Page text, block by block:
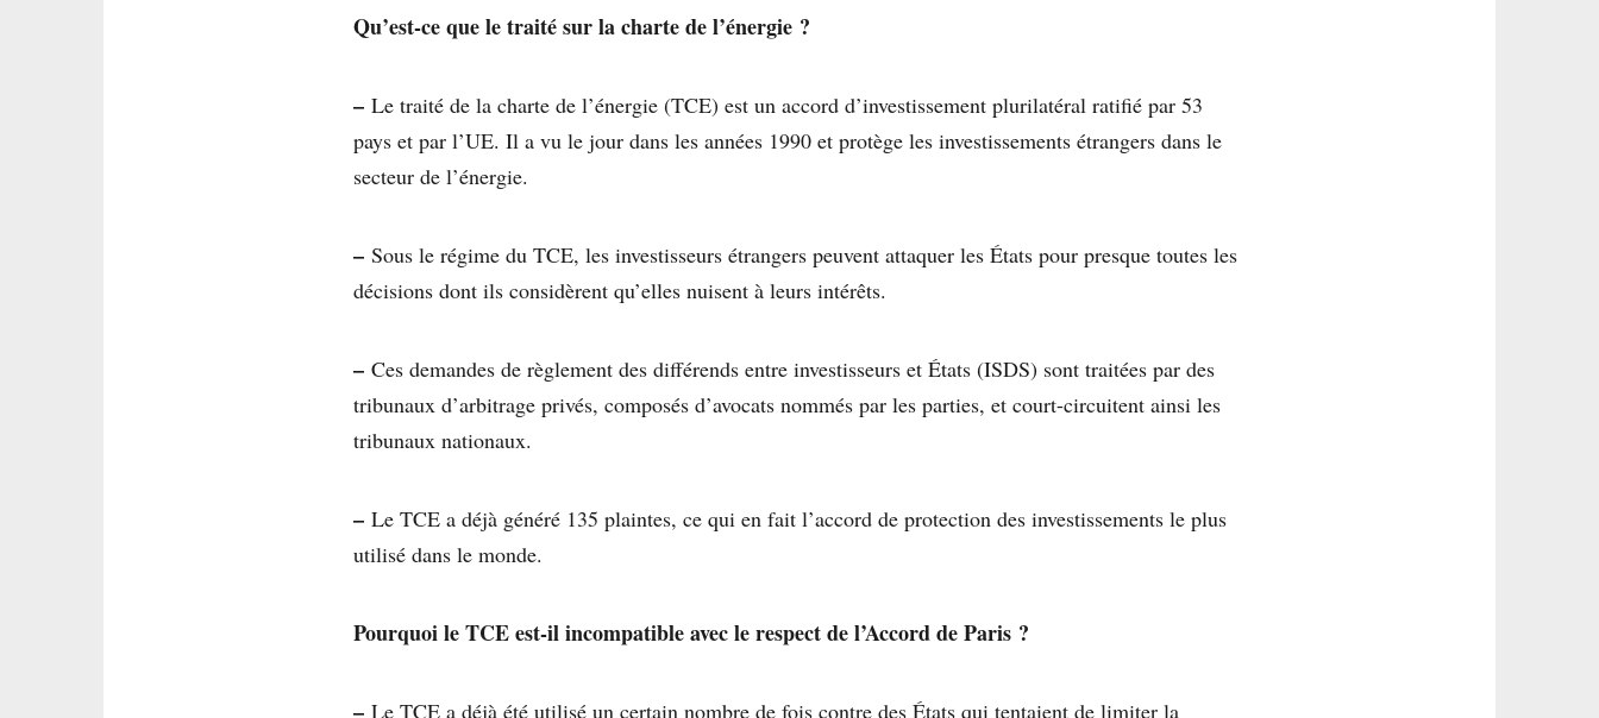
Qu’est-ce que le traité sur la charte de l’énergie ?
– Le traité de la charte de l’énergie (TCE) est un accord d’investissement plurilatéral ratifié par 53
pays et par l’UE. Il a vu le jour dans les années 1990 et protège les investissements étrangers dans le
secteur de l’énergie.
– Sous le régime du TCE, les investisseurs étrangers peuvent attaquer les États pour presque toutes les
décisions dont ils considèrent qu’elles nuisent à leurs intérêts.
– Ces demandes de règlement des différends entre investisseurs et États (ISDS) sont traitées par des
tribunaux d’arbitrage privés, composés d’avocats nommés par les parties, et court-circuitent ainsi les
tribunaux nationaux.
– Le TCE a déjà généré 135 plaintes, ce qui en fait l’accord de protection des investissements le plus
utilisé dans le monde.
Pourquoi le TCE est-il incompatible avec le respect de l’Accord de Paris ?
– Le TCE a déjà été utilisé un certain nombre de fois contre des États qui tentaient de limiter la